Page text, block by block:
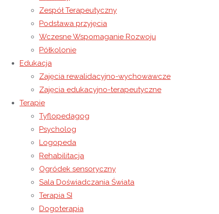
Zespół Terapeutyczny
Podstawa przyjęcia
Wczesne Wspomaganie Rozwoju
Półkolonie
Edukacja
Zajęcia rewalidacyjno-wychowawcze
Zajęcia edukacyjno-terapeutyczne
Terapie
Tyflopedagog
Psycholog
Logopeda
Rehabilitacja
Ogródek sensoryczny
Sala Doświadczania Świata
Terapia SI
Dogoterapia
I grupa edukacyjno – wychowawcza
Kamińska
II grupa edukacyjno – wychowawcza
mgr Aneta Kasprzyk
III grupa edukacyjno – wychowawcza
I grupa rewalidacyjno – wychowawcza
Schmidt
II grupa rewalidacyjno – wychowawcza
III grupa rewalidacyjno – wychowawcza